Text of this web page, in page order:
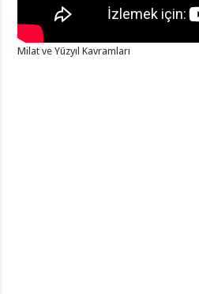
Milat ve Yüzyıl Kavramları